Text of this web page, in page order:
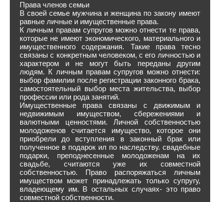
Права членов семьи
В своей семье мужчина и женщина по закону имеют
равные личные и имущественные права.
К личным правам супругов можно отнести те права,
которые не имеют экономического, материального и
имущественного содержания. Такие права тесно
связаны с конкретным человеком, с его личностью и
характером и не могут быть переданы другим
людям. К личным правам супругов можно отнести:
выбор фамилии после регистрации законного брака,
самостоятельный выбор места жительства, выбор
профессии или рода занятий.
Имущественные права связаны с движимым и
недвижимым имуществом, сбережениями и
валютными ценностями. Личной собственностью
молодоженов считается имущество, которое они
приобрели до вступления в законный брак или
полученное в подарок ил по наследству. свадебные
подарки, преподнесенные молодоженам на их
свадьбе, считаются уже их совместной
собственностью. Право распоряжаться личным
имуществом может принадлежать только супругу,
владеющему им. В остальных случаях- это право
совместной собственности.